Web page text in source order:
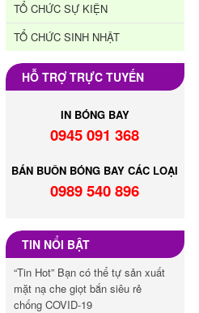
TỔ CHỨC SỰ KIỆN
TỔ CHỨC SINH NHẬT
HỖ TRỢ TRỰC TUYẾN
IN BÓNG BAY
0945 091 368
BÁN BUÔN BÓNG BAY CÁC LOẠI
0989 540 896
TIN NỔI BẬT
“Tin Hot” Bạn có thể tự sản xuất
mặt nạ che giọt bắn siêu rẻ
chống COVID-19